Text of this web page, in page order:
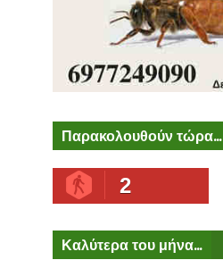
Παρακολουθούν τώρα...
2
Καλύτερα του μήνα...